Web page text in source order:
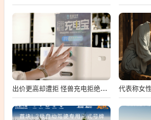
出价更高却遭拒 怪兽充电拒绝高瓴私有化要约